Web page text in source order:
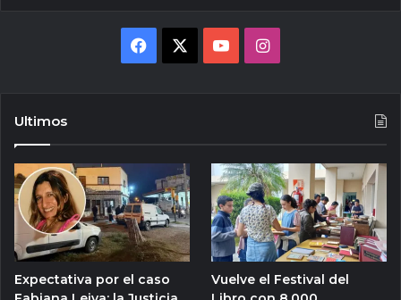
Facebook YouTubeInstagram
Ultimos
Expectativa por el caso
Vuelve el Festival del